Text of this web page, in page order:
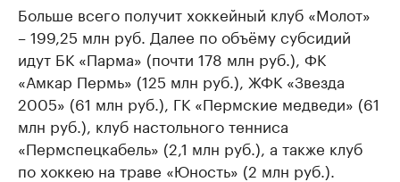
Больше всего получит хоккейный клуб «Молот»
– 199,25 млн руб. Далее по объёму субсидий
идут БК «Парма» (почти 178 млн руб.), ФК
«Амкар Пермь» (125 млн руб.), ЖФК «Звезда
2005» (61 млн руб.), ГК «Пермские медведи» (61
млн руб.), клуб настольного тенниса
«Пермспецкабель» (2,1 млн руб.), а также клуб
по хоккею на траве «Юность» (2 млн руб.).